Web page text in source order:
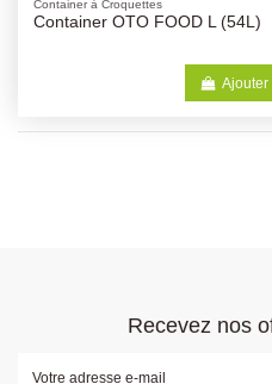
Container à Croquettes
Container OTO FOOD L (54L)
Recevez nos